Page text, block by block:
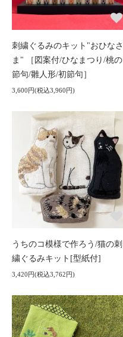
刺繍ぐるみのキット"おひなさ
ま" ［図案付/ひなまつり/桃の
節句/雛人形/初節句］
3,600円(税込3,960円)
うちのコ模様で作ろう/猫の刺
繍ぐるみキット[型紙付]
3,420円(税込3,762円)